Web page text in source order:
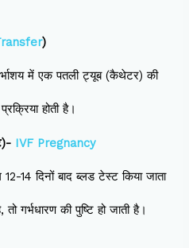
)
में एक पतली ट्यूब (कैथेटर) की
होती है।
IVF Pregnancy
14 दिनों बाद ब्लड टेस्ट किया जाता
गर्भधारण की पुष्टि हो जाती है।